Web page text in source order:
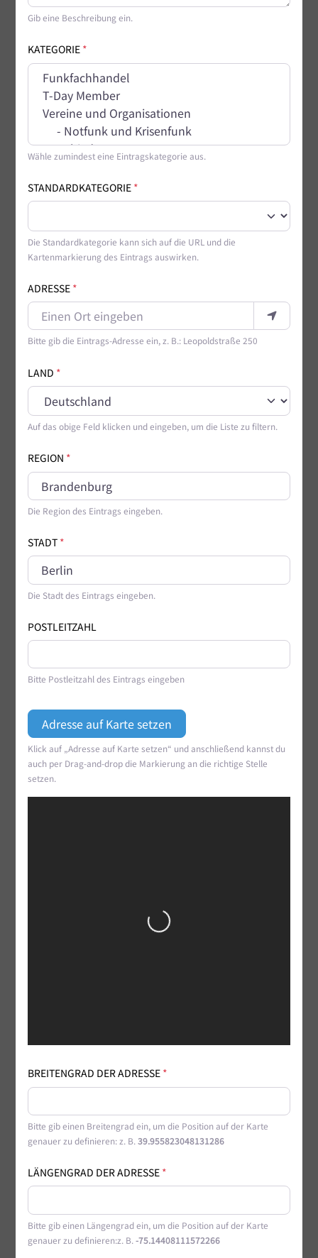
Gib eine Beschreibung ein.
KATEGORIE *
Wähle zumindest eine Eintragskategorie aus.
STANDARDKATEGORIE *
Die Standardkategorie kann sich auf die URL und die
Kartenmarkierung des Eintrags auswirken.
ADRESSE *
Bitte gib die Eintrags-Adresse ein, z. B.: Leopoldstraße 250
LAND *
Auf das obige Feld klicken und eingeben, um die Liste zu filtern.
REGION *
Die Region des Eintrags eingeben.
STADT *
Die Stadt des Eintrags eingeben.
POSTLEITZAHL
Bitte Postleitzahl des Eintrags eingeben
Klick auf „Adresse auf Karte setzen“ und anschließend kannst du
auch per Drag-and-drop die Markierung an die richtige Stelle
setzen.
Wird geladen …
BREITENGRAD DER ADRESSE *
Bitte gib einen Breitengrad ein, um die Position auf der Karte
genauer zu definieren: z. B. 39.955823048131286
LÄNGENGRAD DER ADRESSE *
Bitte gib einen Längengrad ein, um die Position auf der Karte
genauer zu definieren:z. B. -75.14408111572266